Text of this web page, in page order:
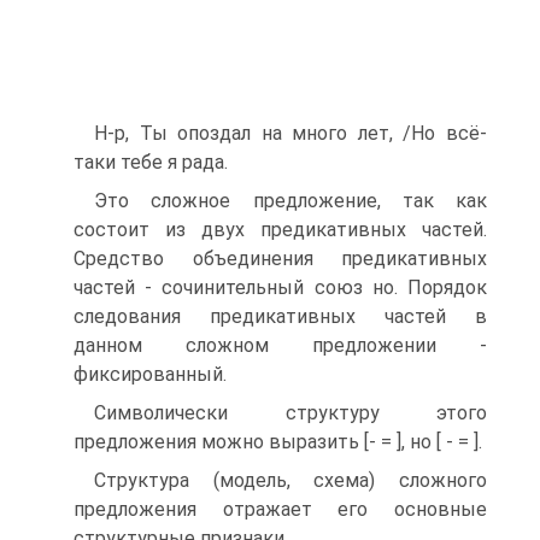
Н-р, Ты опоздал на много лет, /Но всё-
таки тебе я рада.
Это сложное предложение, так как
состоит из двух предикативных частей.
Средство объединения предикативных
частей - сочинительный союз но. Порядок
следования предикативных частей в
данном сложном предложении -
фиксированный.
Символически структуру этого
предложения можно выразить [- = ], но [ - = ].
Структура (модель, схема) сложного
предложения отражает его основные